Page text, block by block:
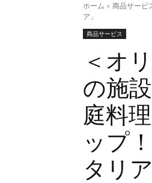
ホーム 商品サービ
ア」
商品サービス
＜オ
の施
庭料
ップ
タリ